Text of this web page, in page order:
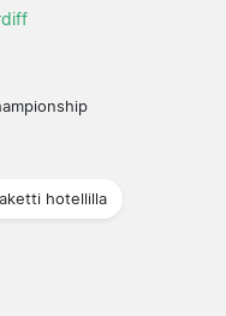
hotellilla